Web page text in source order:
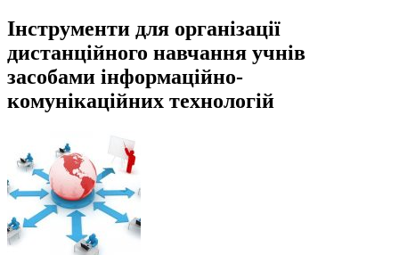
Інструменти для організації
дистанційного навчання учнів
засобами інформаційно-
комунікаційних технологій